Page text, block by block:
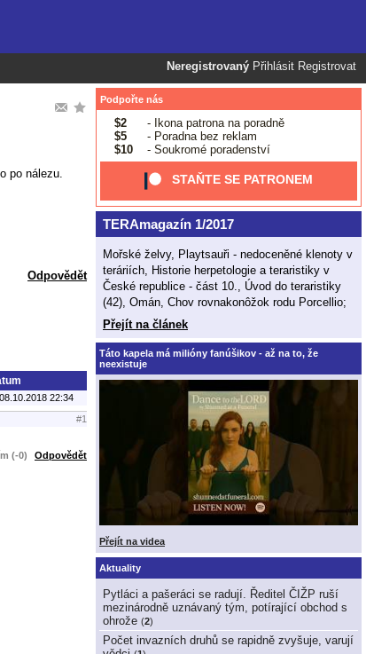
Neregistrovaný Přihlásit Registrovat
po nálezu.
Odpovědět
08.10.2018 22:34
#1
(-0) Odpovědět
Podpořte nás
$2
- Ikona patrona na poradně
$5
- Poradna bez reklam
$10
- Soukromé poradenství
STAŇTE SE PATRONEM
TERAmagazín 1/2017
Mořské želvy, Playtsauři - nedoceněné klenoty v
teráriích, Historie herpetologie a teraristiky v
České republice - část 10., Úvod do teraristiky
(42), Omán, Chov rovnakonôžok rodu Porcellio;
Přejít na článek
Táto kapela má milióny fanúšikov - až na to, že
neexistuje
Přejít na videa
Aktuality
Pytláci a pašeráci se radují. Ředitel ČIŽP ruší
mezinárodně uznávaný tým, potírající obchod s
ohrože (2)
Počet invazních druhů se rapidně zvyšuje, varují